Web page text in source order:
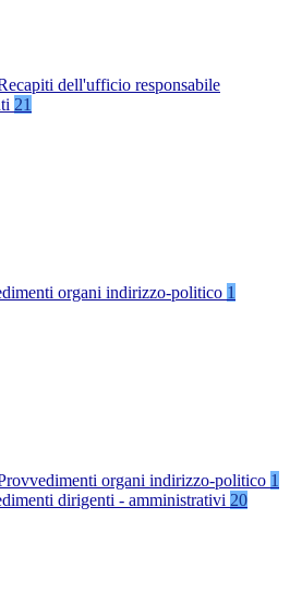
dell'ufficio responsabile
21
organi indirizzo-politico 1
organi indirizzo-politico 1
dirigenti - amministrativi 20